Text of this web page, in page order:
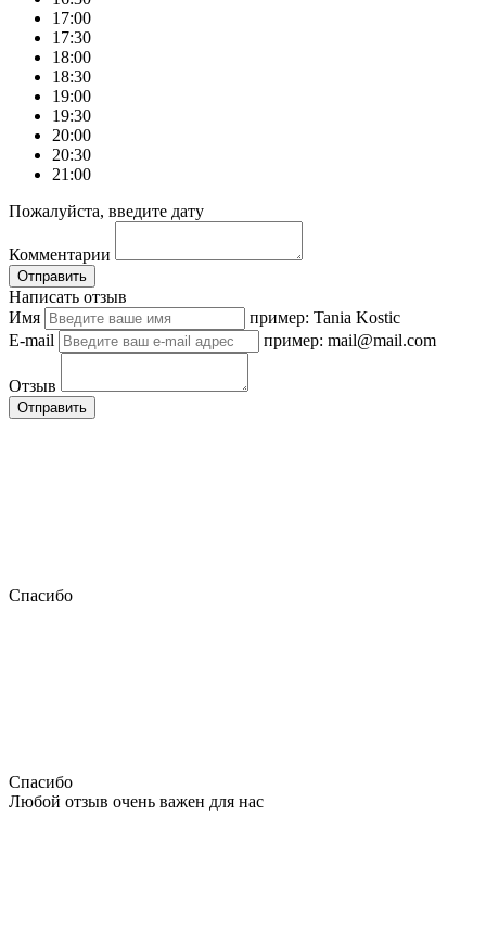
17:00
17:30
18:00
18:30
19:00
19:30
20:00
20:30
21:00
Пожалуйста, введите дату
Комментарии
Отправить
Написать отзыв
Имя
пример: Tania Kostic
E-mail
пример: mail@mail.com
Отзыв
Отправить
Спасибо
Спасибо
Любой отзыв очень важен для нас